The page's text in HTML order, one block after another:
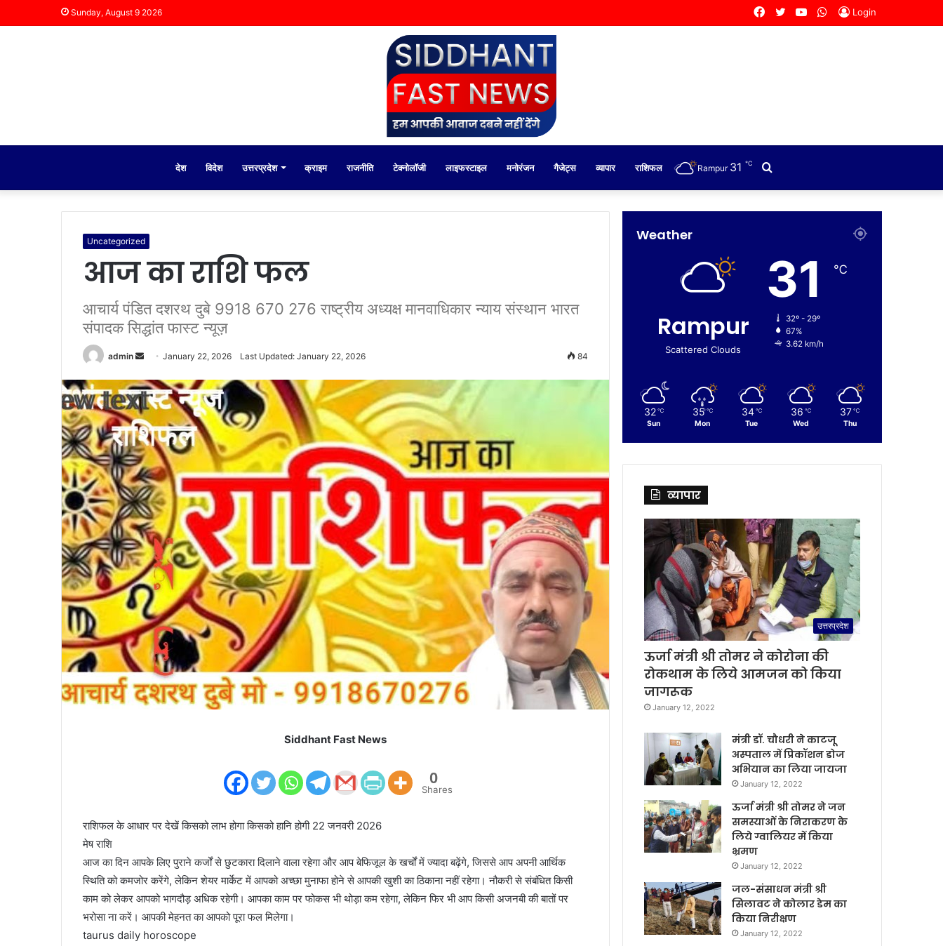
Sunday, August 9 2026 Login
WhatsApp
YouTube
Twitter
Facebook
देश विदेश उत्तरप्रदेश क्राइम राजनीति टेक्नोलॉजी लाइफस्टाइल मनोरंजन गैजेट्स व्यापार राशिफल
for
Rampur 31 ℃
Uncategorized
आज का राशि फल
आचार्य पंडित दशरथ दुबे 9918 670 276 राष्ट्रीय अध्यक्ष मानवाधिकार न्याय संस्थान भारत
संपादक सिद्धांत फास्ट न्यूज़
admin
n
d
a
n
e
m
a
i
l
January 22, 2026 Last Updated: January 22, 2026 84
Siddhant Fast News
0
Shares
राशिफल के आधार पर देखें किसको लाभ होगा किसको हानि होगी 22 जनवरी 2026
मेष राशि
आज का दिन आपके लिए पुराने कर्जों से छुटकारा दिलाने वाला रहेगा और आप बेफिजूल के खर्चों में ज्यादा बढ़ेंगे, जिससे आप अपनी आर्थिक
स्थिति को कमजोर करेंगे, लेकिन शेयर मार्केट में आपको अच्छा मुनाफा होने से आपकी खुशी का ठिकाना नहीं रहेगा। नौकरी से संबंधित किसी
काम को लेकर आपको भागदौड़ अधिक रहेगी। आपका काम पर फोकस भी थोड़ा कम रहेगा, लेकिन फिर भी आप किसी अजनबी की बातों पर
भरोसा ना करें। आपकी मेहनत का आपको पूरा फल मिलेगा।
taurus daily horoscope
Weather
Rampur
Scattered Clouds
31 ℃
32º - 29º
67%
3.62 km/h
32 ℃
Sun
35 ℃
Mon
34 ℃
Tue
36 ℃
Wed
37 ℃
Thu
व्यापार
उत्तरप्रदेश
ऊर्जा मंत्री श्री तोमर ने कोरोना की
रोकथाम के लिये आमजन को किया
जागरूक
January 12, 2022
मंत्री डॉ. चौधरी ने काटजू
अस्पताल में प्रिकॉशन डोज
अभियान का लिया जायजा
January 12, 2022
ऊर्जा मंत्री श्री तोमर ने जन
समस्याओं के निराकरण के
लिये ग्वालियर में किया
भ्रमण
January 12, 2022
जल-संसाधन मंत्री श्री
सिलावट ने कोलार डेम का
किया निरीक्षण
January 12, 2022